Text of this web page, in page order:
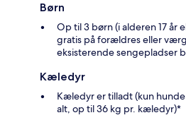
Børn
Op til 3 børn (i alderen 17 år
gratis på forældres eller
eksisterende sengepladser
Kæledyr
Kæledyr er tilladt (kun
alt, op til 36 kg pr. kæledyr)*